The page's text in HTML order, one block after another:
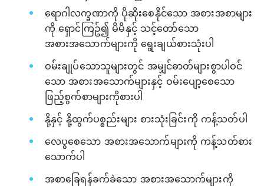
ရောဂါလက္ခဏာကို ပိုဆိုးစေနိုင်သော အစားအစာများ
ကို ရှောင်ကြဥ်၍ မိမိနှင့် သင့်တော်သော
အစားအသောက်များကို ရွေးချယ်စားသုံးပါ
ဝမ်းချုပ်သောသူများတွင် အမျှင်ဓာတ်များစွာပါဝင်
သော အစားအသောက်များနှင့် ဝမ်းပျော့စေသော
ဖြည့်စွက်စာများကိုစားပါ
နို့နှင့် နို့ထွက်ပစ္စည်းများ စားသုံးခြင်းကို ကန့်သတ်ပါ
လေပွစေသော အစားအသောက်များကို ကန့်သတ်စား
သောက်ပါ
အစာခြေရန်ခက်ခဲသော အစားအသောက်များကို